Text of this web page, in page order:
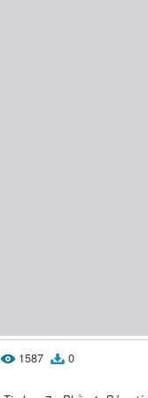
1587 0